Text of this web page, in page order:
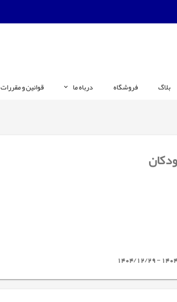
بلاگ فروشگاه درباه ما قوانین و مقررات